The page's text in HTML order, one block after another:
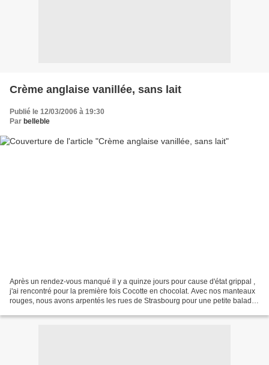
Crème anglaise vanillée, sans lait
Publié le 12/03/2006 à 19:30
Par belleble
Après un rendez-vous manqué il y a quinze jours pour cause d'état grippal ,
j'ai rencontré pour la première fois Cocotte en chocolat. Avec nos manteaux
rouges, nous avons arpentés les rues de Strasbourg pour une petite balade